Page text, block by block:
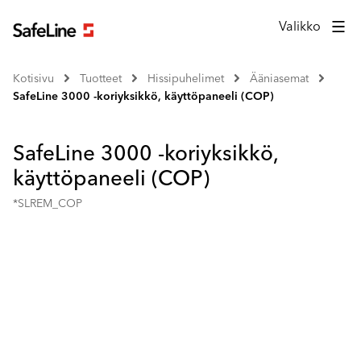
Valikko
Kotisivu Tuotteet Hissipuhelimet
Ääniasemat
SafeLine 3000 -koriyksikkö, käyttöpaneeli (COP)
SafeLine 3000 -koriyksikkö,
käyttöpaneeli (COP)
*SLREM_COP